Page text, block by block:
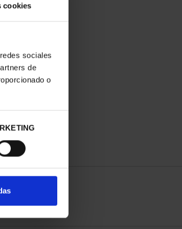
cookies
sociales
de
o